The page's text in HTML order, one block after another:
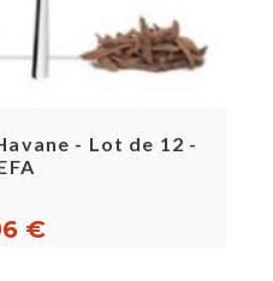
- Lot de 12 -
€